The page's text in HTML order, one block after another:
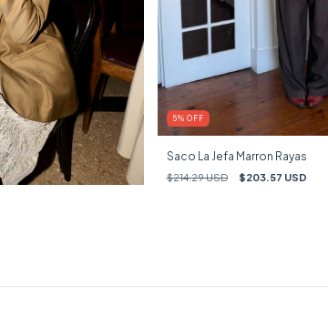
5% OFF
Saco La Jefa Marron Rayas
$214.29 USD $203.57 USD